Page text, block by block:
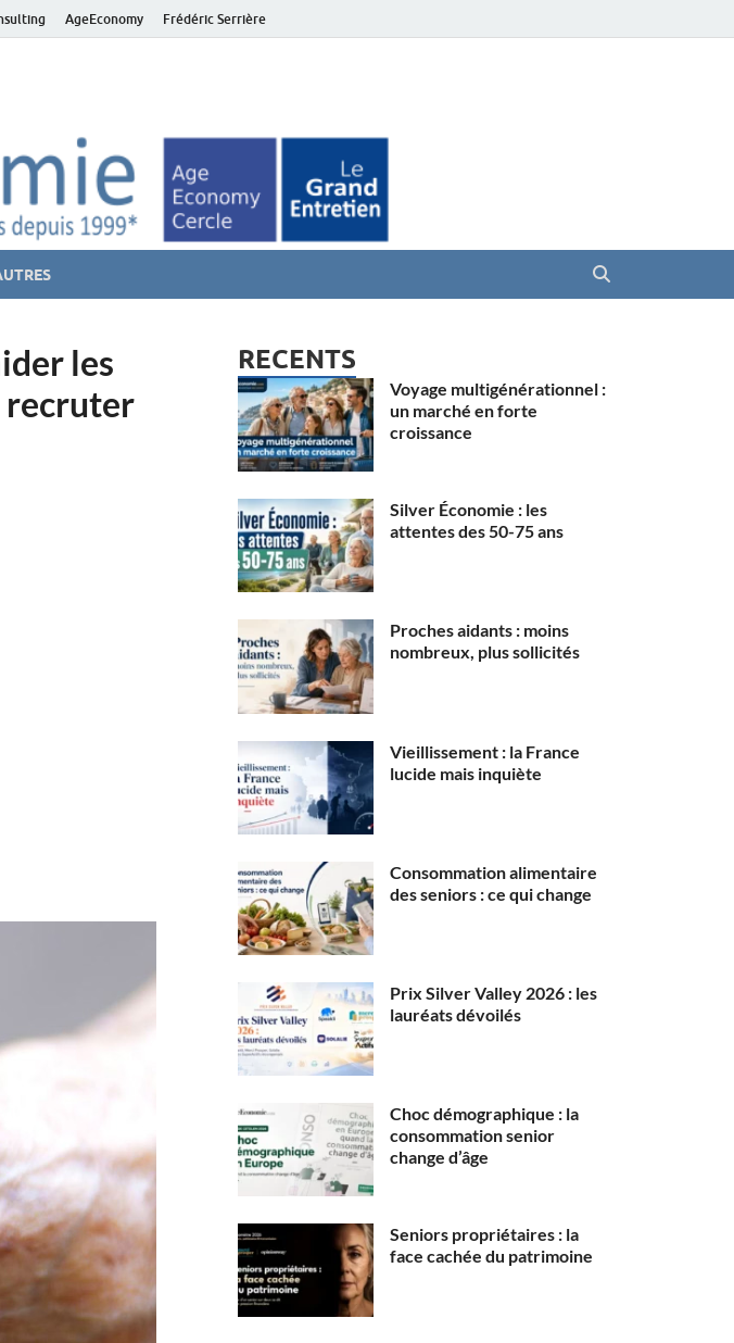
AgeEconomy Frédéric Serrière
les
recruter
RECENTS
Voyage multigénérationnel :
un marché en forte
croissance
Silver Économie : les
attentes des 50-75 ans
Proches aidants : moins
nombreux, plus sollicités
Vieillissement : la France
lucide mais inquiète
Consommation alimentaire
des seniors : ce qui change
Prix Silver Valley 2026 : les
lauréats dévoilés
Choc démographique : la
consommation senior
change d’âge
Seniors propriétaires : la
face cachée du patrimoine